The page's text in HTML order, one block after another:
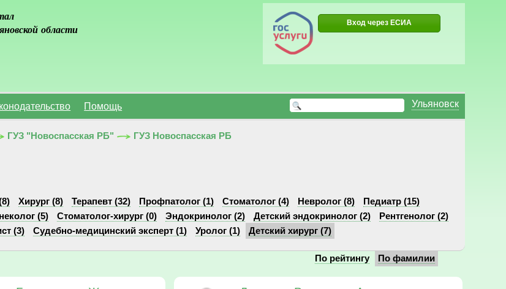
области
Вход через ЕСИА
Ульяновск
Помощь
ГУЗ "Новоспасская РБ" ГУЗ Новоспасская РБ
Хирург (8) Терапевт (32) Профпатолог (1) Стоматолог (4) Невролог (8)
Педиатр (15)
(5) Стоматолог-хирург (0) Эндокринолог (2) Детский эндокринолог (2)
Рентгенолог (2)
(3) Судебно-медицинский эксперт (1) Уролог (1) Детский хирург (7)
По рейтингу По фамилии